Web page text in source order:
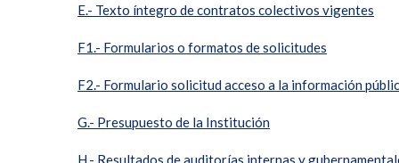
E.- Texto íntegro de contratos colectivos vigentes
F1.- Formularios o formatos de solicitudes
F2.- Formulario solicitud acceso a la información
G.- Presupuesto de la Institución
H.- Resultados de auditorías internas y